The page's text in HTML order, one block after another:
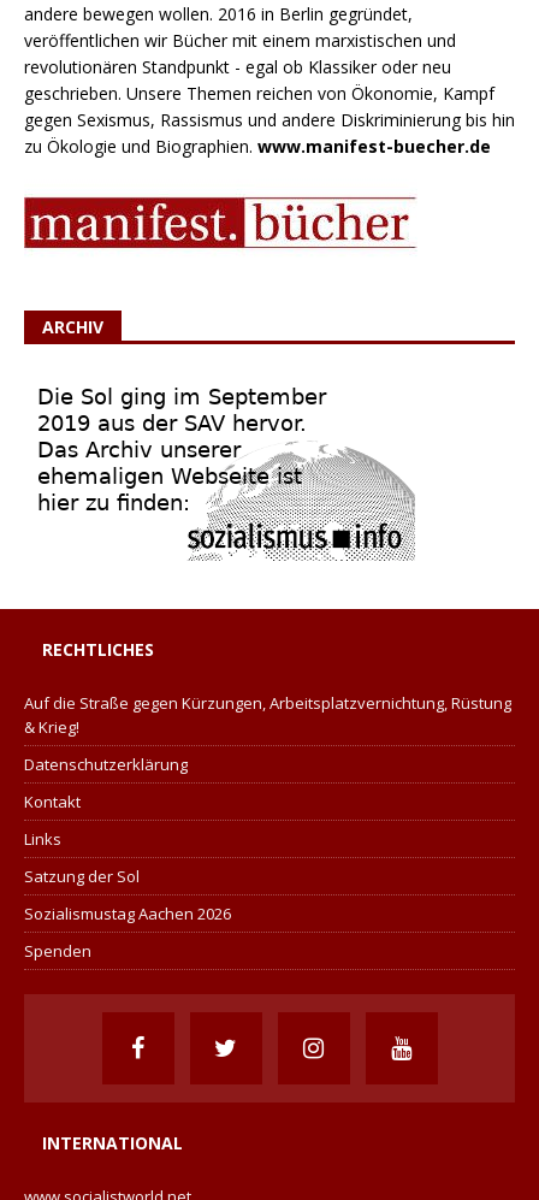
andere bewegen wollen. 2016 in Berlin gegründet,
veröffentlichen wir Bücher mit einem marxistischen und
revolutionären Standpunkt - egal ob Klassiker oder neu
geschrieben. Unsere Themen reichen von Ökonomie, Kampf
gegen Sexismus, Rassismus und andere Diskriminierung bis hin
zu Ökologie und Biographien. www.manifest-buecher.de
ARCHIV
RECHTLICHES
Auf die Straße gegen Kürzungen, Arbeitsplatzvernichtung, Rüstung
& Krieg!
Datenschutzerklärung
Kontakt
Links
Satzung der Sol
Sozialismustag Aachen 2026
Spenden
INTERNATIONAL